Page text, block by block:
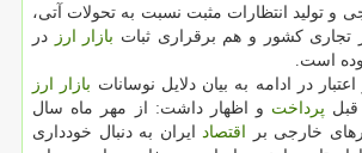
و تولید انتظارات مثبت نسبت به تحولات آتی،
تجاری كشور و هم برقراری ثبات بازار ارز
در
است.
اعتبار در ادامه به بیان دلایل نوسانات بازار
ارز
پرداخت و اظهار داشت: از مهر ماه سال
اقتصاد ایران به دنبال خودداری